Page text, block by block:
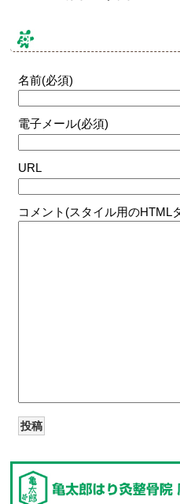
コメントする
名前(必須)
電子メール(必須)
URL
コメント(スタイル用のHTML